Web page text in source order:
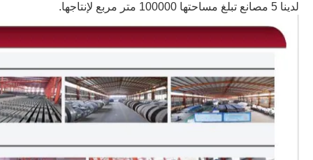
لدينا 5 مصانع تبلغ مساحتها 100000 متر مربع لإنتاجها.